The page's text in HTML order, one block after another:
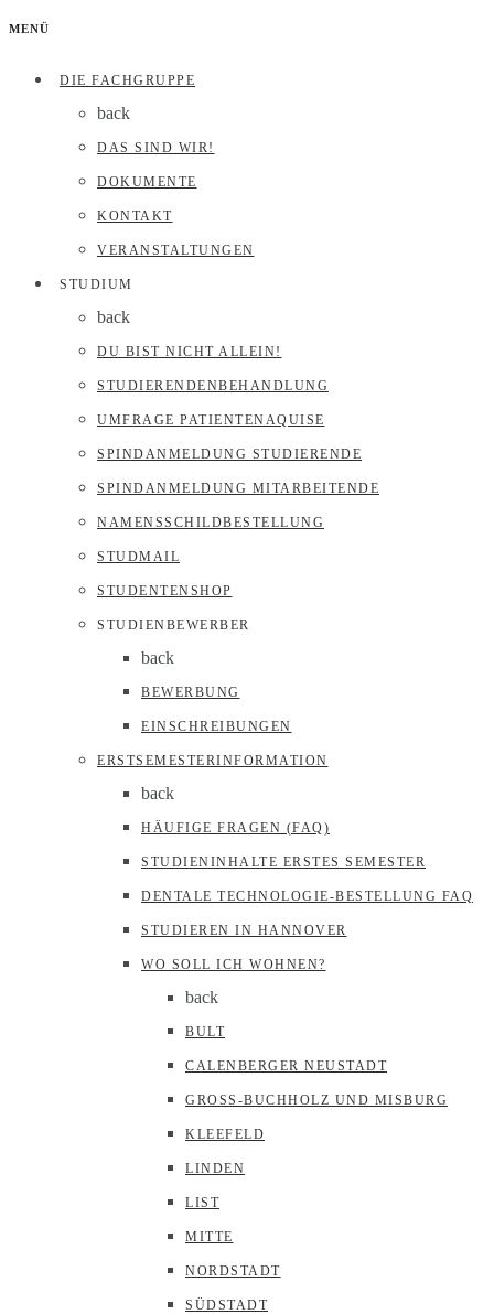
MENÜ
DIE FACHGRUPPE
back
DAS SIND WIR!
DOKUMENTE
KONTAKT
VERANSTALTUNGEN
STUDIUM
back
DU BIST NICHT ALLEIN!
STUDIERENDENBEHANDLUNG
UMFRAGE PATIENTENAQUISE
SPINDANMELDUNG STUDIERENDE
SPINDANMELDUNG MITARBEITENDE
NAMENSSCHILDBESTELLUNG
STUDMAIL
STUDENTENSHOP
STUDIENBEWERBER
back
BEWERBUNG
EINSCHREIBUNGEN
ERSTSEMESTERINFORMATION
back
HÄUFIGE FRAGEN (FAQ)
STUDIENINHALTE ERSTES SEMESTER
DENTALE TECHNOLOGIE-BESTELLUNG FAQ
STUDIEREN IN HANNOVER
WO SOLL ICH WOHNEN?
back
BULT
CALENBERGER NEUSTADT
GROSS-BUCHHOLZ UND MISBURG
KLEEFELD
LINDEN
LIST
MITTE
NORDSTADT
SÜDSTADT